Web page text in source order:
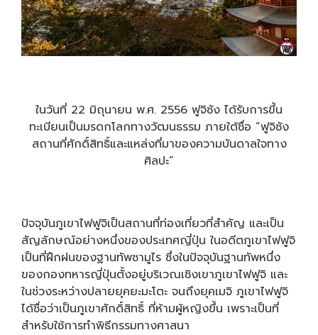
ในวันที่ 22 มิถุนายน พ.ศ. 2556 ฟูจิซัง ได้รับการขึ้น
ทะเบียนเป็นมรดกโลกทางวัฒนธรรม ภายใต้ชื่อ “ฟูจิซัง
สถานที่ศักดิ์สิทธิ์และแหล่งที่มาของความบันดาลใจทาง
ศิลปะ”
ปัจจุบันภูเขาไฟฟูจิเป็นสถานที่ท่องเที่ยวที่สำคัญ และเป็น
สัญลักษณ์อย่างหนึ่งของประเทศญี่ปุ่น ในอดีตภูเขาไฟฟูจิ
เป็นที่ฝึกฝนของฐานทัพซามูไร ซึ่งในปัจจุบันฐานทัพหนึ่ง
ของกองทหารญี่ปุ่นตั้งอยู่บริเวณเชิงเขาภูเขาไฟฟูจิ และ
ในช่วงระหว่างปลายยุคยะมะโตะ จนถึงยุคเมจิ ภูเขาไฟฟูจิ
ได้ชื่อว่าเป็นภูเขาศักดิ์สิทธิ์ ที่ห้ามผู้หญิงขึ้น เพราะเป็นที่
สำหรับใช้การทำพิธีกรรมทางศาสนา